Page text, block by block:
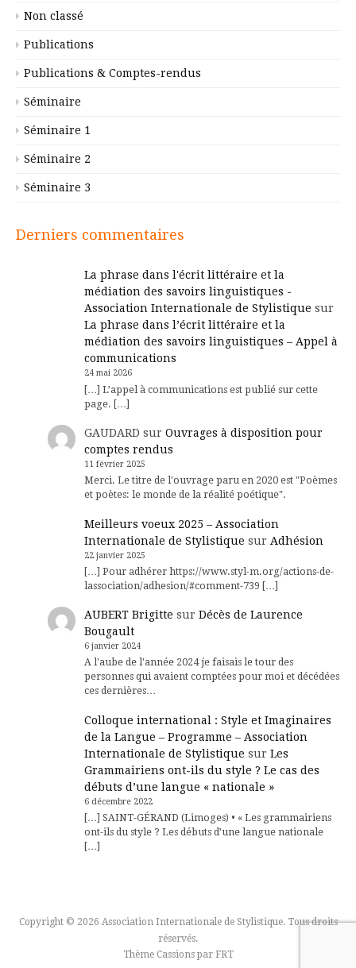
Non classé
Publications
Publications & Comptes-rendus
Séminaire
Séminaire 1
Séminaire 2
Séminaire 3
Derniers commentaires
La phrase dans l'écrit littéraire et la
médiation des savoirs linguistiques -
Association Internationale de Stylistique sur
La phrase dans l’écrit littéraire et la
médiation des savoirs linguistiques – Appel à
communications
24 mai 2026
[…] L’appel à communications est publié sur cette
page. […]
GAUDARD sur Ouvrages à disposition pour
comptes rendus
11 février 2025
Merci. Le titre de l'ouvrage paru en 2020 est "Poèmes
et poètes: le monde de la réalité poétique".
Meilleurs voeux 2025 – Association
Internationale de Stylistique sur Adhésion
22 janvier 2025
[…] Pour adhérer https://www.styl-m.org/actions-de-
lassociation/adhesion/#comment-739 […]
AUBERT Brigitte sur Décès de Laurence
Bougault
6 janvier 2024
A l'aube de l'année 2024 je faisais le tour des
personnes qui avaient comptées pour moi et décédées
ces dernières…
Colloque international : Style et Imaginaires
de la Langue – Programme – Association
Internationale de Stylistique sur Les
Grammairiens ont-ils du style ? Le cas des
débuts d’une langue « nationale »
6 décembre 2022
[…] SAINT-GÉRAND (Limoges) • « Les grammairiens
ont-ils du style ? Les débuts d’une langue nationale
[…]
Copyright © 2026 Association Internationale de Stylistique. Tous droits
réservés.
Thème Cassions par FRT